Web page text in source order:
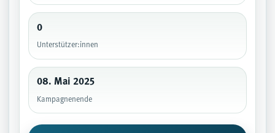
0
Unterstützer:innen
08. Mai 2025
Kampagnenende